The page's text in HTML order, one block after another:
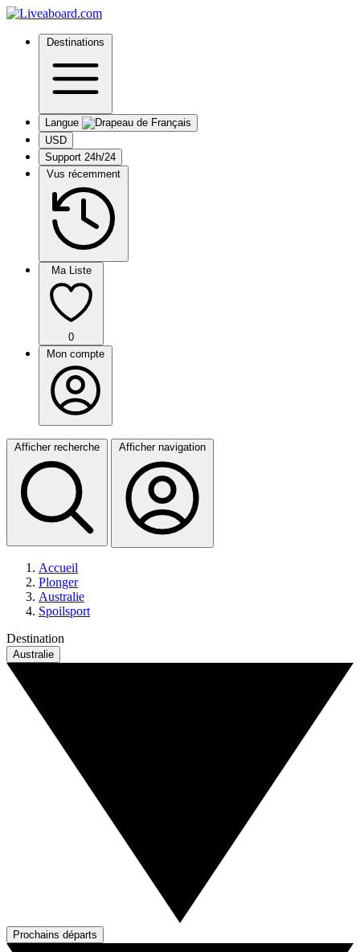
Destinations
Langue
USD
Support 24h/24
Vus récemment
Ma Liste
0
Mon compte
Afficher recherche Afficher navigation
Accueil
Plonger
Australie
Spoilsport
Destination
Australie
Prochains départs